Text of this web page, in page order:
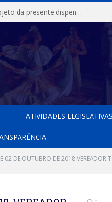
DISPENSA DE LICITAÇÃO Nº 03/2026 (O objeto da presente dispensa é a escolha da proposta mais vantajosa para a aquisição, de aparelhos de ar condicionado, tipo Split, com material de instalação e fogão industrial, conforme condições, quantidades e exigências estabelecidas no termo de referencia e neste aviso de contratação direta e seus anexos)
ATIVIDADES LEGISLATIVAS
02 DE OUTUBRO DE 2018-